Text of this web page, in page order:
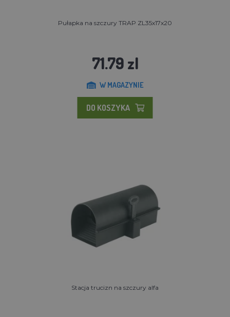
Pułapka na szczury TRAP ZL35x17x20
71.79 zl
W MAGAZYNIE
DO KOSZYKA
Stacja trucizn na szczury alfa